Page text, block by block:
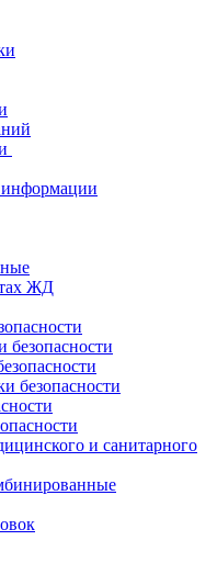
информации
ЖД
безопасности
и санитарного